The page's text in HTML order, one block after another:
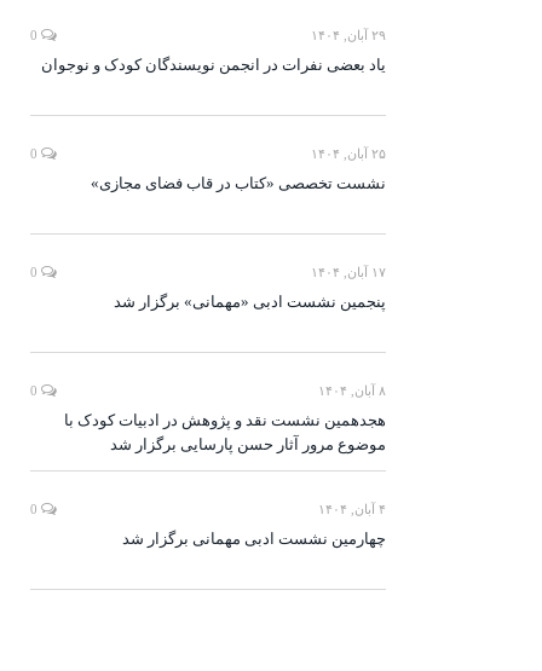
۲۹ آبان, ۱۴۰۴
یاد بعضی نفرات در انجمن نویسندگان کودک و نوجوان
۲۵ آبان, ۱۴۰۴
نشست تخصصی «کتاب در قاب فضای مجازی»
۱۷ آبان, ۱۴۰۴
پنجمین نشست ادبی «مهمانی» برگزار شد
۸ آبان, ۱۴۰۴
هجدهمین نشست نقد و پژوهش در ادبیات کودک با
موضوع مرور آثار حسن پارسایی برگزار شد
۴ آبان, ۱۴۰۴
چهارمین نشست ادبی مهمانی برگزار شد